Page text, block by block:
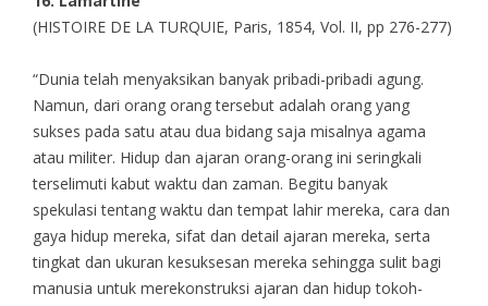
(HISTOIRE DE LA TURQUIE, Paris, 1854, Vol. II, pp 276-277)
“Dunia telah menyaksikan banyak pribadi-pribadi agung.
Namun, dari orang orang tersebut adalah orang yang
sukses pada satu atau dua bidang saja misalnya agama
atau militer. Hidup dan ajaran orang-orang ini seringkali
terselimuti kabut waktu dan zaman. Begitu banyak
spekulasi tentang waktu dan tempat lahir mereka, cara dan
gaya hidup mereka, sifat dan detail ajaran mereka, serta
tingkat dan ukuran kesuksesan mereka sehingga sulit bagi
manusia untuk merekonstruksi ajaran dan hidup tokoh-